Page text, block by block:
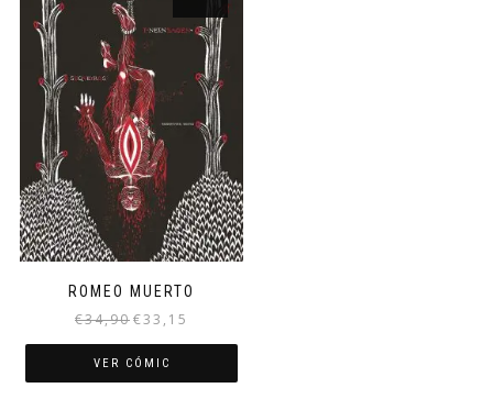
ROMEO MUERTO
€34,90 El
original
era:
€33,15
es:
VER CÓMIC